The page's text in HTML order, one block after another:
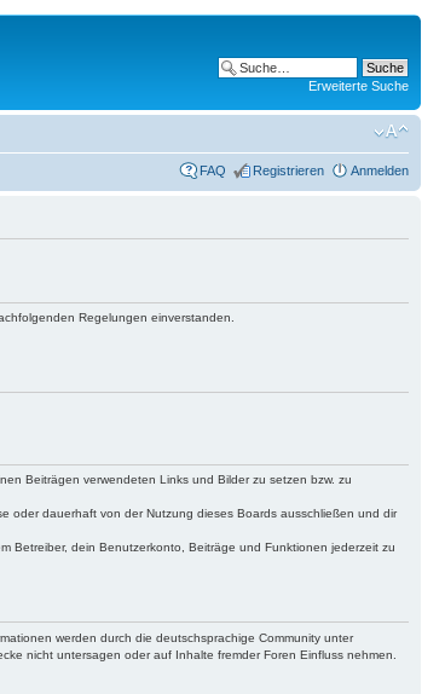
Erweiterte Suche
FAQ Registrieren Anmelden
Regelungen einverstanden.
Beiträgen verwendeten Links und Bilder zu setzen bzw. zu
oder dauerhaft von der Nutzung dieses Boards ausschließen und dir
Betreiber, dein Benutzerkonto, Beiträge und Funktionen jederzeit zu
werden durch die deutschsprachige Community unter
nicht untersagen oder auf Inhalte fremder Foren Einfluss nehmen.